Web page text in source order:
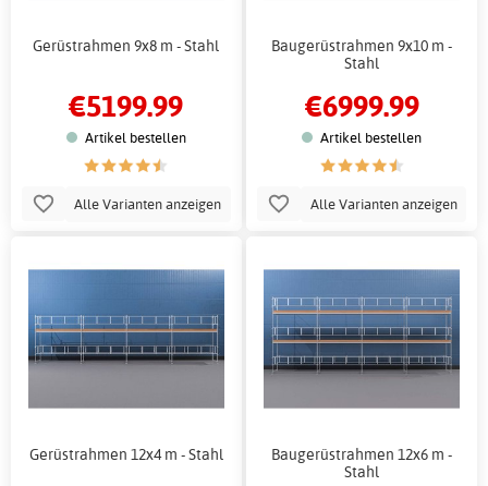
Gerüstrahmen 9x8 m - Stahl
€5199.99
Artikel bestellen
Alle Varianten anzeigen
Baugerüstrahmen 9x10 m -
Stahl
€6999.99
Artikel bestellen
Alle Varianten anzeigen
Gerüstrahmen 12x4 m - Stahl
Baugerüstrahmen 12x6 m -
Stahl